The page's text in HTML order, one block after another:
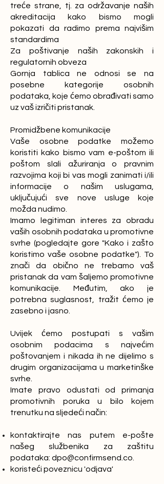
treće strane, tj. za održavanje naših
akreditacija kako bismo mogli
pokazati da radimo prema najvišim
standardima
Za poštivanje naših zakonskih i
regulatornih obveza
Gornja tablica ne odnosi se na
posebne kategorije osobnih
podataka, koje ćemo obrađivati samo
uz vaš izričiti pristanak.
Promidžbene komunikacije
Vaše osobne podatke možemo
koristiti kako bismo vam e-poštom ili
poštom slali ažuriranja o pravnim
razvojima koji bi vas mogli zanimati i/ili
informacije o našim uslugama,
uključujući sve nove usluge koje
možda nudimo.
Imamo legitiman interes za obradu
vaših osobnih podataka u promotivne
svrhe (pogledajte gore "Kako i zašto
koristimo vaše osobne podatke"). To
znači da obično ne trebamo vaš
pristanak da vam šaljemo promotivne
komunikacije. Međutim, ako je
potrebna suglasnost, tražit ćemo je
zasebno i jasno.
Uvijek ćemo postupati s vašim
osobnim podacima s najvećim
poštovanjem i nikada ih ne dijelimo s
drugim organizacijama u marketinške
svrhe.
Imate pravo odustati od primanja
promotivnih poruka u bilo kojem
trenutku na sljedeći način:
kontaktirajte nas putem e-pošte
našeg službenika za zaštitu
podataka: dpo@confirmsend.co
koristeći poveznicu 'odjava'